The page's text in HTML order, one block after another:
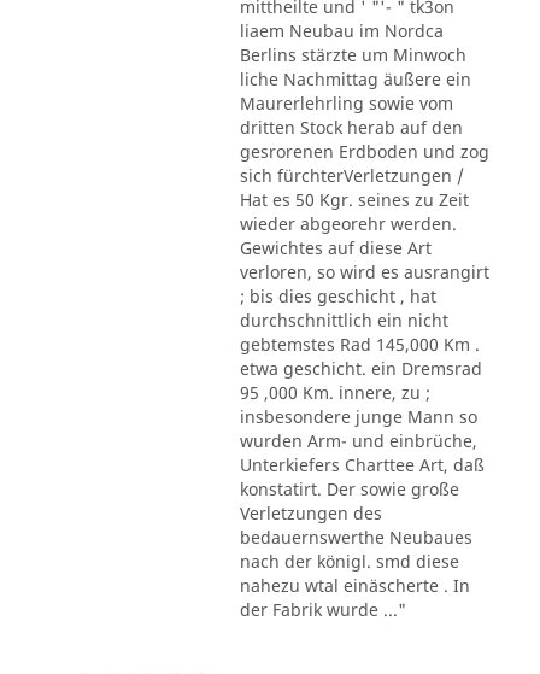
mittheilte und ' "'- " tk3on
liaem Neubau im Nordca
Berlins stärzte um Minwoch
liche Nachmittag äußere ein
Maurerlehrling sowie vom
dritten Stock herab auf den
gesrorenen Erdboden und zog
sich fürchterVerletzungen /
Hat es 50 Kgr. seines zu Zeit
wieder abgeorehr werden.
Gewichtes auf diese Art
verloren, so wird es ausrangirt
; bis dies geschicht , hat
durchschnittlich ein nicht
gebtemstes Rad 145,000 Km .
etwa geschicht. ein Dremsrad
95 ,000 Km. innere, zu ;
insbesondere junge Mann so
wurden Arm- und einbrüche,
Unterkiefers Charttee Art, daß
konstatirt. Der sowie große
Verletzungen des
bedauernswerthe Neubaues
nach der königl. smd diese
nahezu wtal einäscherte . In
der Fabrik wurde ..."